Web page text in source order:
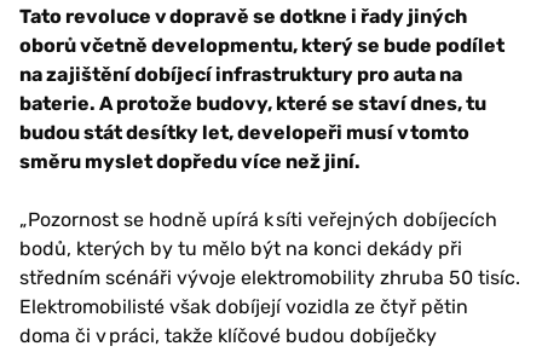
Tato revoluce v dopravě se dotkne i řady jiných
oborů včetně developmentu, který se bude podílet
na zajištění dobíjecí infrastruktury pro auta na
baterie. A protože budovy, které se staví dnes, tu
budou stát desítky let, developeři musí v tomto
směru myslet dopředu více než jiní.
„Pozornost se hodně upírá k síti veřejných dobíjecích
bodů, kterých by tu mělo být na konci dekády při
středním scénáři vývoje elektromobility zhruba 50 tisíc.
Elektromobilisté však dobíjejí vozidla ze čtyř pětin
doma či v práci, takže klíčové budou dobíječky